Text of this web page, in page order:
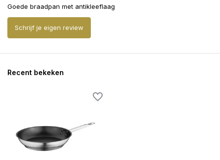
Goede braadpan met antikleeflaag
Schrijf je eigen review
Recent bekeken